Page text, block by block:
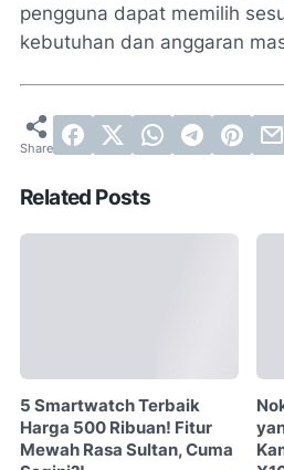
pengguna dapat memilih
kebutuhan dan anggaran
Related Posts
5 Smartwatch Terbaik
Harga 500 Ribuan! Fitur
Mewah Rasa Sultan, Cuma